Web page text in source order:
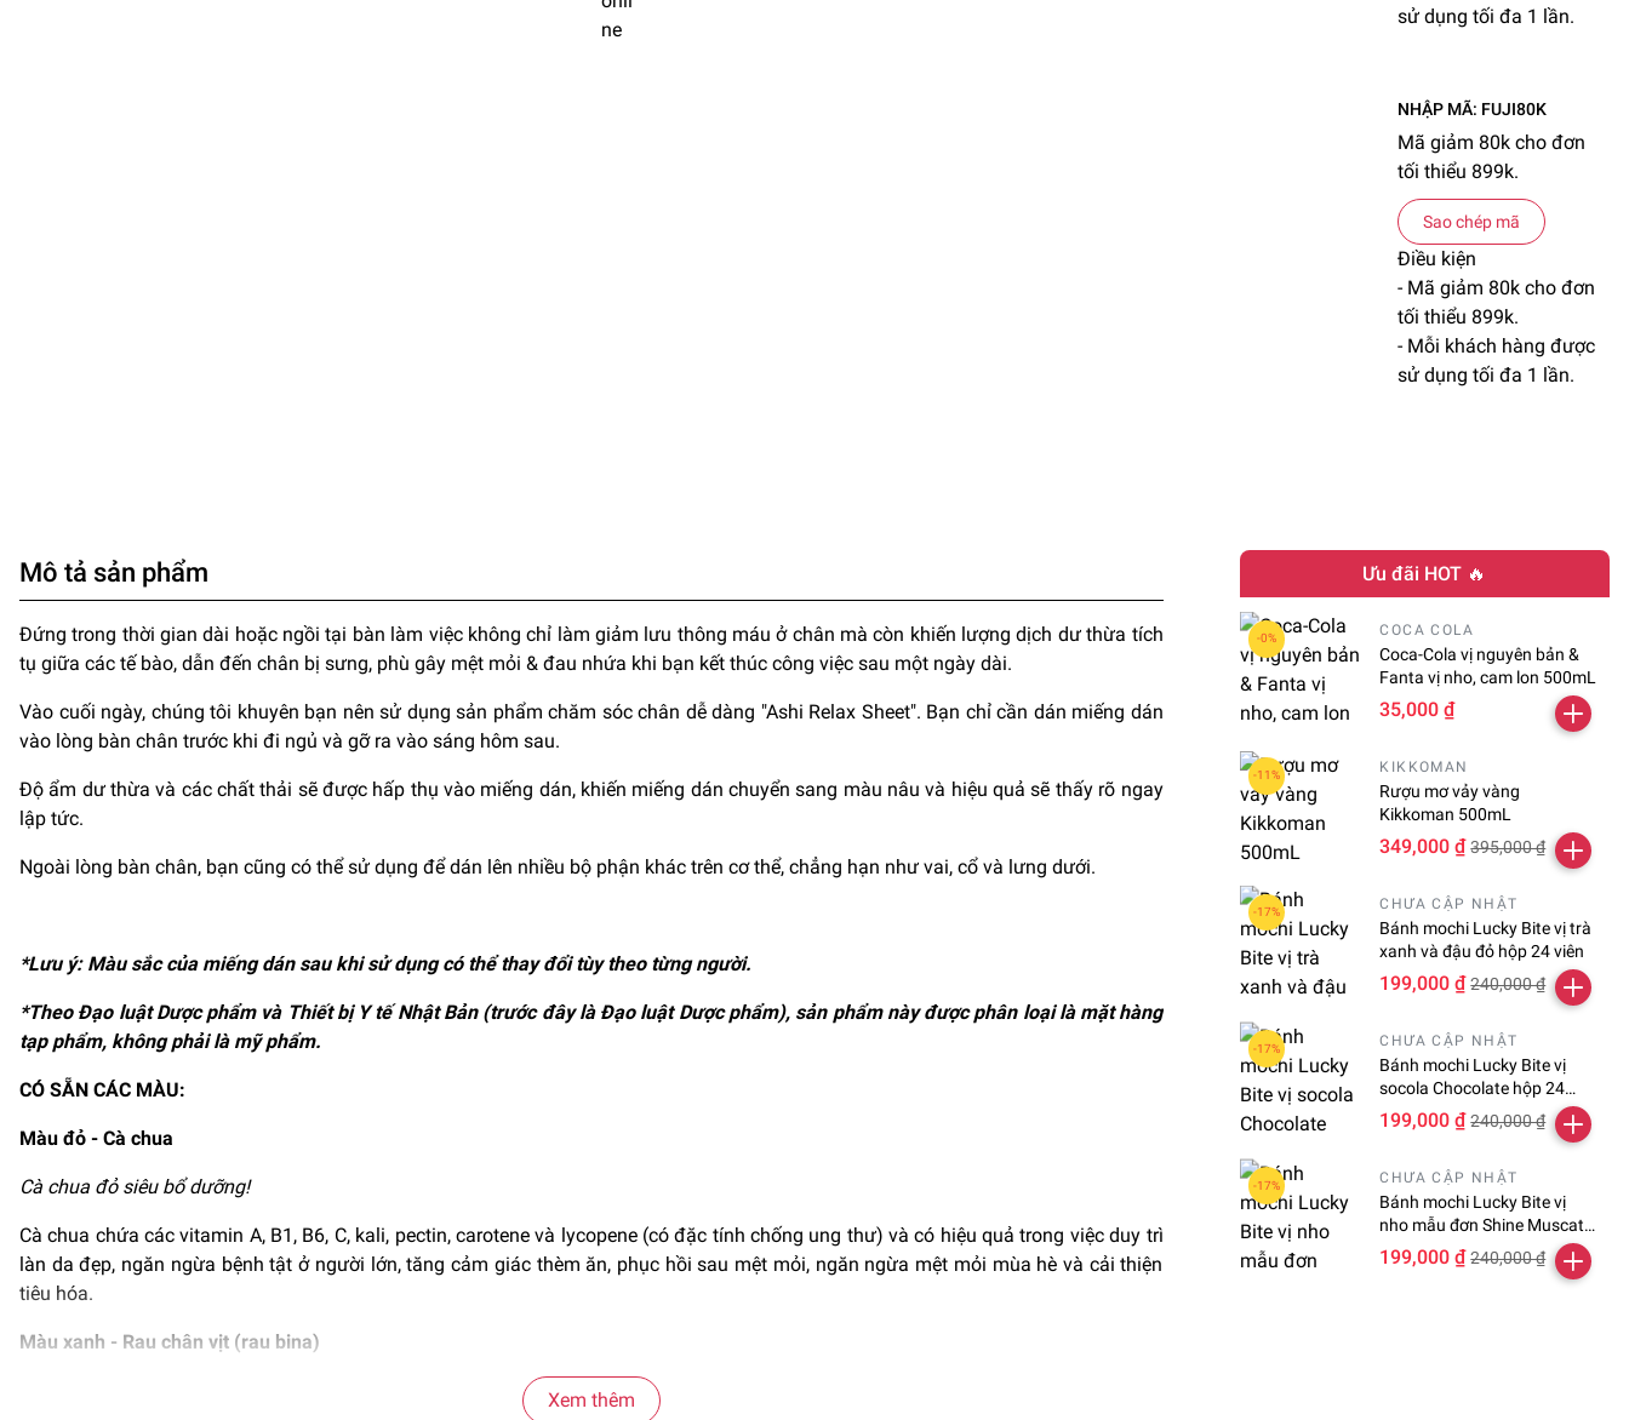
sử dụng tối đa 1 lần.
NHẬP MÃ: FUJI80K
Mã giảm 80k cho đơn
tối thiểu 899k.
Sao chép mã
Điều kiện
- Mã giảm 80k cho đơn
tối thiểu 899k.
- Mỗi khách hàng được
sử dụng tối đa 1 lần.
Mô tả sản phẩm
Đứng trong thời gian dài hoặc ngồi tại bàn làm việc không chỉ làm giảm lưu thông máu ở chân mà còn khiến lượng dịch dư thừa tích
tụ giữa các tế bào, dẫn đến chân bị sưng, phù gây mệt mỏi & đau nhứa khi bạn kết thúc công việc sau một ngày dài.
Vào cuối ngày, chúng tôi khuyên bạn nên sử dụng sản phẩm chăm sóc chân dễ dàng "Ashi Relax Sheet". Bạn chỉ cần dán miếng dán
vào lòng bàn chân trước khi đi ngủ và gỡ ra vào sáng hôm sau.
Độ ẩm dư thừa và các chất thải sẽ được hấp thụ vào miếng dán, khiến miếng dán chuyển sang màu nâu và hiệu quả sẽ thấy rõ ngay
lập tức.
Ngoài lòng bàn chân, bạn cũng có thể sử dụng để dán lên nhiều bộ phận khác trên cơ thể, chẳng hạn như vai, cổ và lưng dưới.
*Lưu ý: Màu sắc của miếng dán sau khi sử dụng có thể thay đổi tùy theo từng người.
*Theo Đạo luật Dược phẩm và Thiết bị Y tế Nhật Bản (trước đây là Đạo luật Dược phẩm), sản phẩm này được phân loại là mặt hàng
tạp phẩm, không phải là mỹ phẩm.
CÓ SẴN CÁC MÀU:
Màu đỏ - Cà chua
Cà chua đỏ siêu bổ dưỡng!
Cà chua chứa các vitamin A, B1, B6, C, kali, pectin, carotene và lycopene (có đặc tính chống ung thư) và có hiệu quả trong việc duy trì
làn da đẹp, ngăn ngừa bệnh tật ở người lớn, tăng cảm giác thèm ăn, phục hồi sau mệt mỏi, ngăn ngừa mệt mỏi mùa hè và cải thiện
tiêu hóa.
Màu xanh - Rau chân vịt (rau bina)
Xem thêm
Ưu đãi HOT 🔥
COCA COLA
Coca-Cola vị nguyên bản &
Fanta vị nho, cam lon 500mL
35,000 ₫
KIKKOMAN
Rượu mơ vảy vàng
Kikkoman 500mL
349,000 ₫ 395,000 ₫
CHƯA CẬP NHẬT
Bánh mochi Lucky Bite vị trà
xanh và đậu đỏ hộp 24 viên
199,000 ₫ 240,000 ₫
CHƯA CẬP NHẬT
Bánh mochi Lucky Bite vị
socola Chocolate hộp 24
viên
199,000 ₫ 240,000 ₫
CHƯA CẬP NHẬT
Bánh mochi Lucky Bite vị
nho mẫu đơn Shine Muscat
hộp 24 viên
199,000 ₫ 240,000 ₫